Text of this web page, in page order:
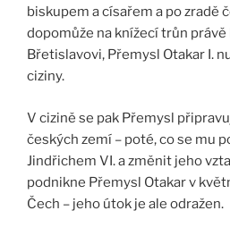
biskupem a císařem a po zradě
dopomůže na knížecí trůn
Břetislavovi, Přemysl Otakar I.
ciziny.
V cizině se pak Přemysl
českých zemí – poté, co se mu
Jindřichem VI. a změnit jeho
podnikne Přemysl Otakar v
Čech – jeho útok je ale odražen.